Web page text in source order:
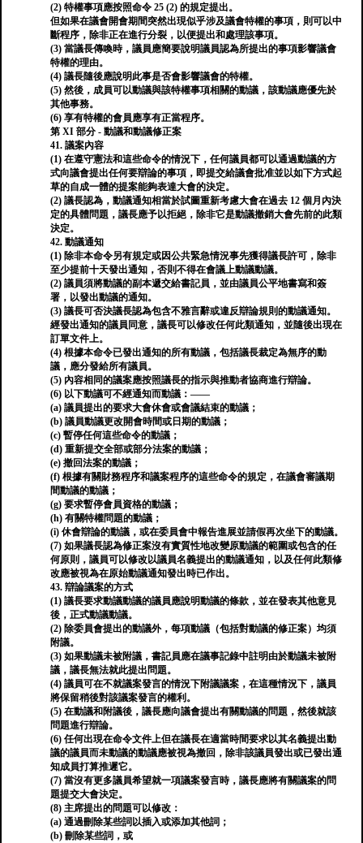
(2) 特權事項應按照命令 25 (2) 的規定提出。
但如果在議會開會期間突然出現似乎涉及議會特權的事項，則可以中
斷程序，除非正在進行分裂，以便提出和處理該事項。
(3) 當議長傳喚時，議員應簡要說明議員認為所提出的事項影響議會
特權的理由。
(4) 議長隨後應說明此事是否會影響議會的特權。
(5) 然後，成員可以動議與該特權事項相關的動議，該動議應優先於
其他事務。
(6) 享有特權的會員應享有正當程序。
第 XI 部分 - 動議和動議修正案
41. 議案內容
(1) 在遵守憲法和這些命令的情況下，任何議員都可以通過動議的方
式向議會提出任何要辯論的事項，即提交給議會批准並以如下方式起
草的自成一體的提案能夠表達大會的決定。
(2) 議長認為，動議通知相當於試圖重新考慮大會在過去 12 個月內決
定的具體問題，議長應予以拒絕，除非它是動議撤銷大會先前的此類
決定。
42. 動議通知
(1) 除非本命令另有規定或因公共緊急情況事先獲得議長許可，除非
至少提前十天發出通知，否則不得在會議上動議動議。
(2) 議員須將動議的副本遞交給書記員，並由議員公平地書寫和簽
署，以發出動議的通知。
(3) 議長可否決議長認為包含不雅言辭或違反辯論規則的動議通知。
經發出通知的議員同意，議長可以修改任何此類通知，並隨後出現在
訂單文件上。
(4) 根據本命令已發出通知的所有動議，包括議長裁定為無序的動
議，應分發給所有議員。
(5) 內容相同的議案應按照議長的指示與推動者協商進行辯論。
(6) 以下動議可不經通知而動議：——
(a) 議員提出的要求大會休會或會議結束的動議；
(b) 議員動議更改開會時間或日期的動議；
(c) 暫停任何這些命令的動議；
(d) 重新提交全部或部分法案的動議；
(e) 撤回法案的動議；
(f) 根據有關財務程序和議案程序的這些命令的規定，在議會審議期
間動議的動議；
(g) 要求暫停會員資格的動議；
(h) 有關特權問題的動議；
(i) 休會辯論的動議，或在委員會中報告進展並請假再次坐下的動議。
(7) 如果議長認為修正案沒有實質性地改變原動議的範圍或包含的任
何原則，議員可以修改以議員名義提出的動議通知，以及任何此類修
改應被視為在原始動議通知發出時已作出。
43. 辯論議案的方式
(1) 議長要求動議動議的議員應說明動議的條款，並在發表其他意見
後，正式動議動議。
(2) 除委員會提出的動議外，每項動議（包括對動議的修正案）均須
附議。
(3) 如果動議未被附議，書記員應在議事記錄中註明由於動議未被附
議，議長無法就此提出問題。
(4) 議員可在不就議案發言的情況下附議議案，在這種情況下，議員
將保留稍後對該議案發言的權利。
(5) 在動議和附議後，議長應向議會提出有關動議的問題，然後就該
問題進行辯論。
(6) 任何出現在命令文件上但在議長在適當時間要求以其名義提出動
議的議員而未動議的動議應被視為撤回，除非該議員發出或已發出通
知成員打算推遲它。
(7) 當沒有更多議員希望就一項議案發言時，議長應將有關議案的問
題提交大會決定。
(8) 主席提出的問題可以修改：
(a) 通過刪除某些詞以插入或添加其他詞；
(b) 刪除某些詞，或